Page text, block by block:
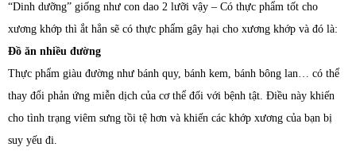
“Dinh dưỡng” giống như con dao 2 lưỡi vậy – Có thực phẩm tốt cho
xương khớp thì ắt hẳn sẽ có thực phẩm gây hại cho xương khớp và đó là:
Đồ ăn nhiều đường
Thực phẩm giàu đường như bánh quy, bánh kem, bánh bông lan… có thể
thay đổi phản ứng miễn dịch của cơ thể đối với bệnh tật. Điều này khiến
cho tình trạng viêm sưng tồi tệ hơn và khiến các khớp xương của bạn bị
suy yếu đi.